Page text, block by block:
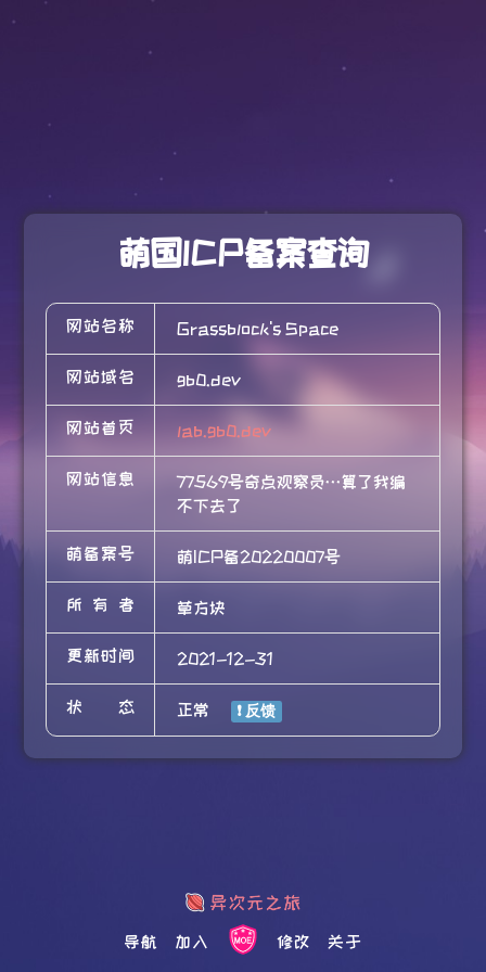
萌国ICP备案查询
网站名称 Grassblock's Space
网站域名 gb0.dev
网站首页 lab.gb0.dev
网站信息
77569号奇点观察员…算了我编
不下去了
萌备案号 萌ICP备20220007号
所有者 草方块
更新时间 2021-12-31
状态 正常
导航 加入 修改 关于